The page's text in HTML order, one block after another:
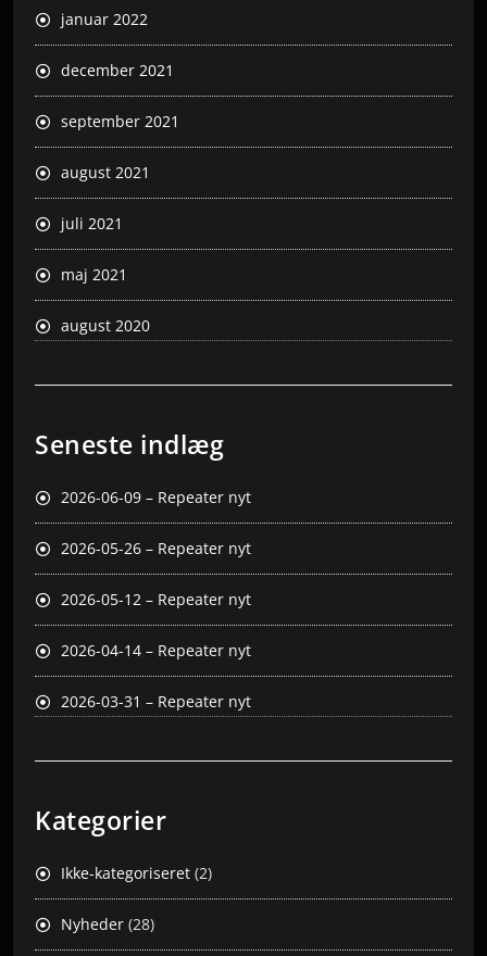
januar 2022
december 2021
september 2021
august 2021
juli 2021
maj 2021
august 2020
Seneste indlæg
2026-06-09 – Repeater nyt
2026-05-26 – Repeater nyt
2026-05-12 – Repeater nyt
2026-04-14 – Repeater nyt
2026-03-31 – Repeater nyt
Kategorier
Ikke-kategoriseret (2)
Nyheder (28)